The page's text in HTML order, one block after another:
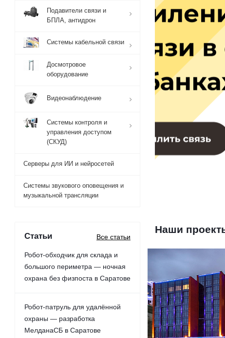
Наши
Подавители связи и
БПЛА, антидрон
Системы кабельной связи
Досмотровое
оборудование
Видеонаблюдение
Системы контроля и
управления доступом
(СКУД)
Серверы для ИИ и нейросетей
Системы звукового оповещения и
музыкальной трансляции
Статьи Все статьи
Робот-обходчик для склада и
большого периметра — ночная
охрана без физпоста в Саратове
Робот-патруль для удалённой
охраны — разработка
МелданаСБ в Саратове